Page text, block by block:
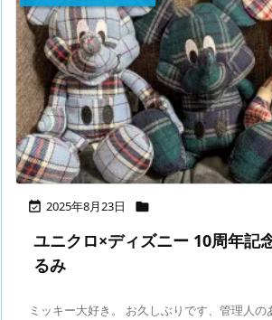
 2025年8月23日 
ユニクロ×ディズニー 10周年記
るみ
ミッキー大好き。 お久しぶりです、管理人の